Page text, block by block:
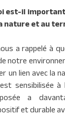
est-il
nature et au
a rappelé à
notre
un lien avec la
sensibilisée
a
et durable